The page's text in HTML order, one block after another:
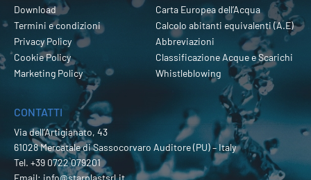
Download
Termini e condizioni
Privacy Policy
Cookie Policy
Marketing Policy
Carta Europea dell’Acqua
Calcolo abitanti equivalenti (A.E)
Abbreviazioni
Classificazione Acque e Scarichi
Whistleblowing
CONTATTI
Via dell’Artigianato, 43
61028 Mercatale di Sassocorvaro Auditore (PU) – Italy
Tel. +39 0722 079201
Email: info@starplastsrl.it